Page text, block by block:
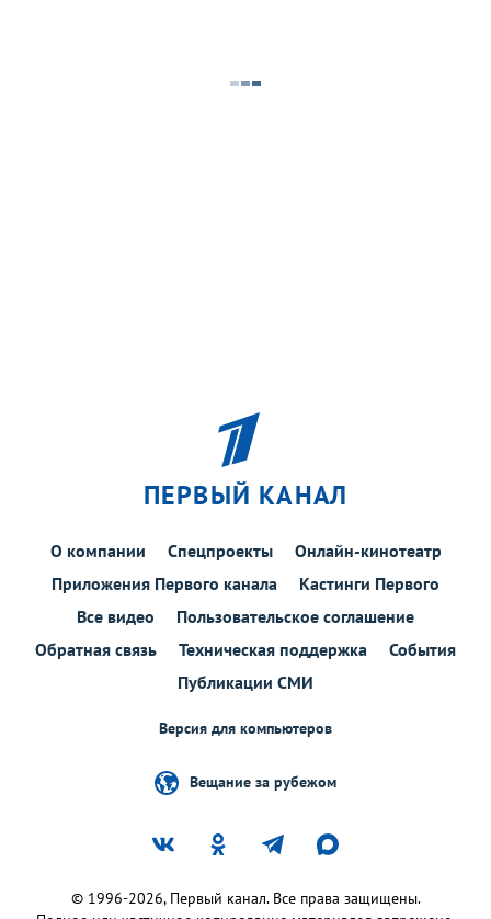
ПЕРВЫЙ КАНАЛ
О компании Спецпроекты
Онлайн-кинотеатр
Приложения Первого канала
Кастинги Первого
Все видео
Пользовательское соглашение
Обратная связь
Техническая поддержка
События
Публикации СМИ
Версия для компьютеров
Вещание за рубежом
© 1996-2026, Первый канал. Все права защищены.